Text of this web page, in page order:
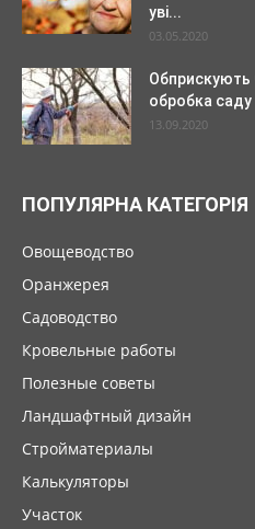
уві...
03.05.2020
Обприскують
обробка саду
13.09.2020
ПОПУЛЯРНА КАТЕГОРІЯ
Овощеводство
Оранжерея
Садоводство
Кровельные работы
Полезные советы
Ландшафтный дизайн
Стройматериалы
Калькуляторы
Участок